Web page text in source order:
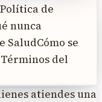
Política de
nunca
SaludCómo se
Términos del
atiendes una